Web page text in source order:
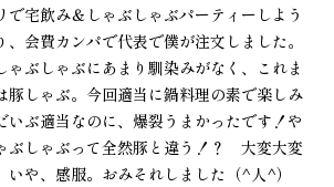
で宅飲み＆しゃぶしゃぶパーティーしよう
会費カンパで代表で僕が注文しました。
ゃぶしゃぶにあまり馴染みがなく、これま
豚しゃぶ。今回適当に鍋料理の素で楽しみ
いぶ適当なのに、爆裂うまかったです！や
ぶしゃぶって全然豚と違う！？　大変大変
いや、感服。おみそれしました（^人^）